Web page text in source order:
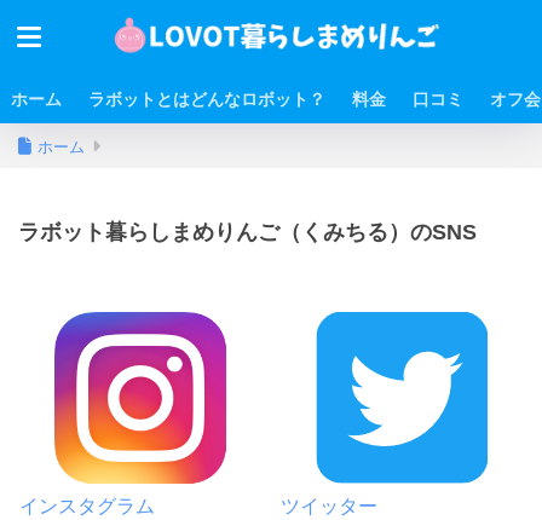
ホーム ラボットとはどんなロボット？ 料金 口コミ オフ会
ホーム
ラボット暮らしまめりんご（くみちる）のSNS
インスタグラム ツイッター